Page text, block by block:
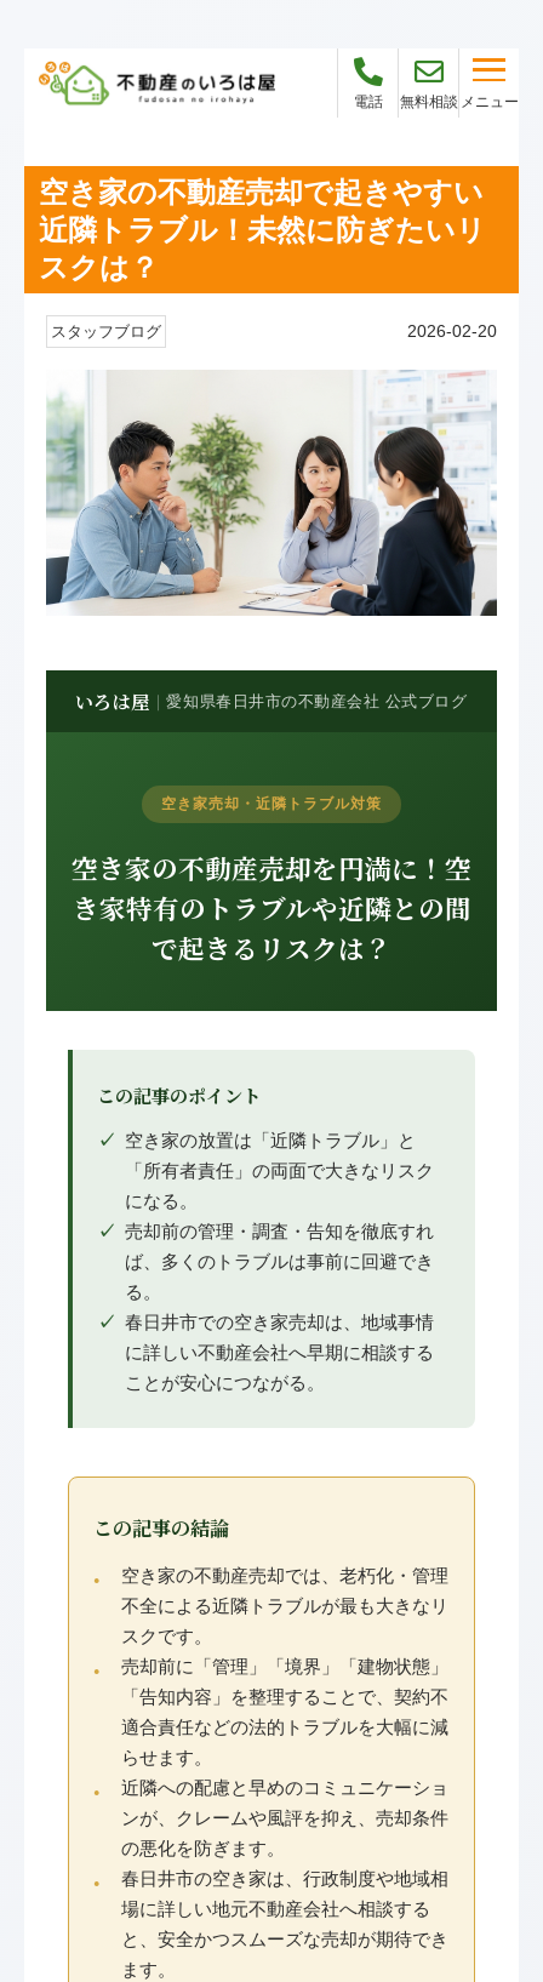
電話 無料相談 メニュー
空き家の不動産売却で起きやすい
近隣トラブル！未然に防ぎたいリ
スクは？
スタッフブログ 2026-02-20
いろは屋 ｜愛知県春日井市の不動産会社 公式ブログ
空き家売却・近隣トラブル対策
空き家の不動産売却を円満に！空
き家特有のトラブルや近隣との間
で起きるリスクは？
この記事のポイント
空き家の放置は「近隣トラブル」と
「所有者責任」の両面で大きなリスク
になる。
売却前の管理・調査・告知を徹底すれ
ば、多くのトラブルは事前に回避でき
る。
春日井市での空き家売却は、地域事情
に詳しい不動産会社へ早期に相談する
ことが安心につながる。
この記事の結論
空き家の不動産売却では、老朽化・管理
不全による近隣トラブルが最も大きなリ
スクです。
売却前に「管理」「境界」「建物状態」
「告知内容」を整理することで、契約不
適合責任などの法的トラブルを大幅に減
らせます。
近隣への配慮と早めのコミュニケーショ
ンが、クレームや風評を抑え、売却条件
の悪化を防ぎます。
春日井市の空き家は、行政制度や地域相
場に詳しい地元不動産会社へ相談する
と、安全かつスムーズな売却が期待でき
ます。